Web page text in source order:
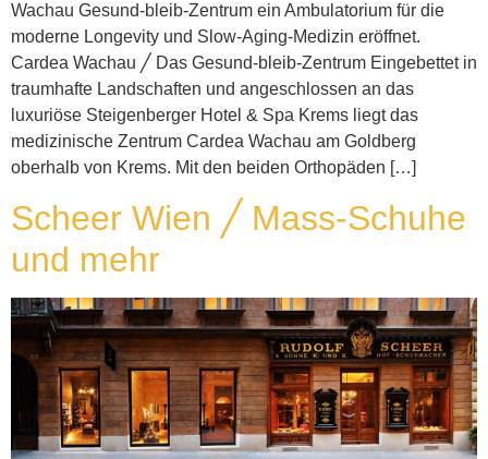
Wachau Gesund-bleib-Zentrum ein Ambulatorium für die
moderne Longevity und Slow-Aging-Medizin eröffnet.
Cardea Wachau ╱ Das Gesund-bleib-Zentrum Eingebettet in
traumhafte Landschaften und angeschlossen an das
luxuriöse Steigenberger Hotel & Spa Krems liegt das
medizinische Zentrum Cardea Wachau am Goldberg
oberhalb von Krems. Mit den beiden Orthopäden […]
Scheer Wien ╱ Mass-Schuhe
und mehr